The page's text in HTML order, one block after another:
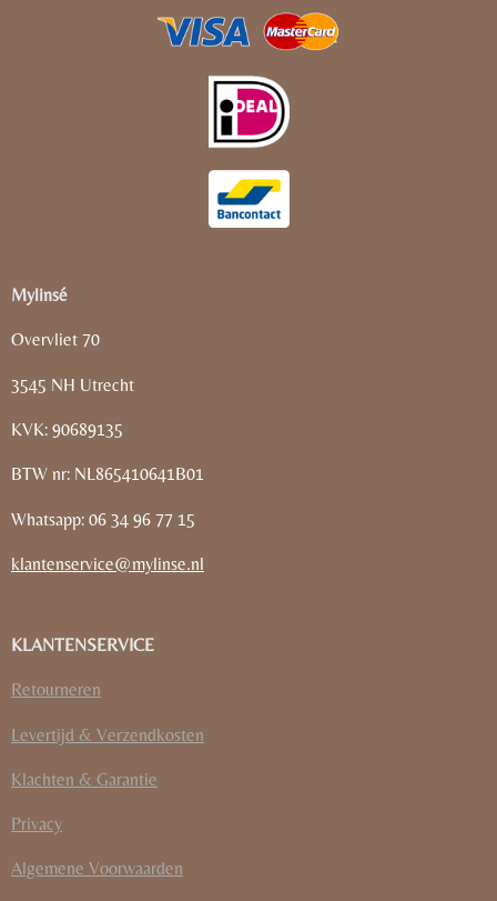
Mylinsé
Overvliet 70
3545 NH Utrecht
KVK: 90689135
BTW nr: NL865410641B01
Whatsapp: 06 34 96 77 15
klantenservice@mylinse.nl
KLANTENSERVICE
Retourneren
Levertijd & Verzendkosten
Klachten & Garantie
Privacy
Algemene Voorwaarden